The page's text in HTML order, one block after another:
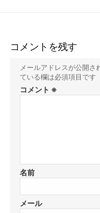
コメントを残す
メールアドレスが公開さ
ている欄は必須項目です
コメント ※
名前
メール